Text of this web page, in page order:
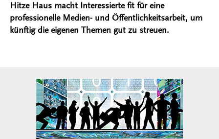
Hitze Haus macht Interessierte fit für eine
professionelle Medien- und Öffentlichkeitsarbeit, um
künftig die eigenen Themen gut zu streuen.